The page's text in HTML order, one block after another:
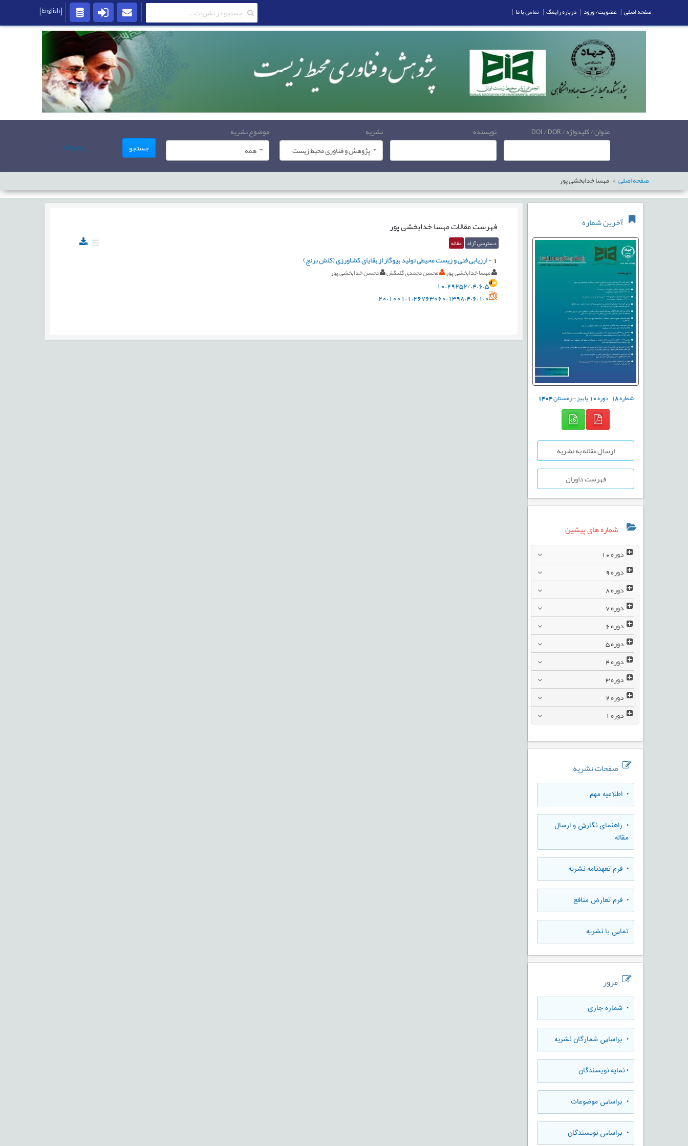
عنوان / کلیدواژه / DOI / DOR نویسنده
نشریه
پژوهش و فناوری محیط زیست
موضوع نشریه
همه
جستجو پیشرفته
صفحه اصلی مهسا خدابخشی پور
آخرین شماره
شماره18 دوره10پاییز - زمستان1404
ارسال مقاله به نشریه
فهرست داوران
شماره های پیشین
دوره
دوره
دوره
دوره
دوره
دوره
دوره
دوره
دوره
دوره
صفحات نشریه
• اطلاعیه مهم
• راهنمای نگارش و ارسال
مقاله
• فرم تعهدنامه نشریه
• فرم تعارض منافع
تماس با نشریه
مرور
• شماره جاری
• براساس شمارگان نشریه
•نمایه نویسندگان
• براساس موضوعات
• براساس نویسندگان
فهرست مقالاتمهسا خدابخشی پور
دسترسی آزاد مقاله
1
-ارزیابی فنی و زیست محیطی تولید بیوگاز از بقایای کشاورزی (کلش برنج)
مهسا خدابخشی پور محسن محمدی گلنگش محسن خدابخشی پور
10.29252/.4.6.5
20.1001.1.26763060.1398.4.6.1.0
صفحه اصلی | عضویت/ ورود | درباره رایمگ | تماس با ما |
[English]